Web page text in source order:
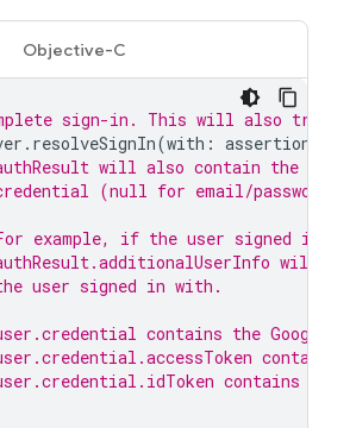
Objective-C
sign-in. This will also
. resolveSignIn(with : assertion
will also contain the
(null for email/
example, if the user signed in
will
user signed in with.
contains the Google
contains
contains the